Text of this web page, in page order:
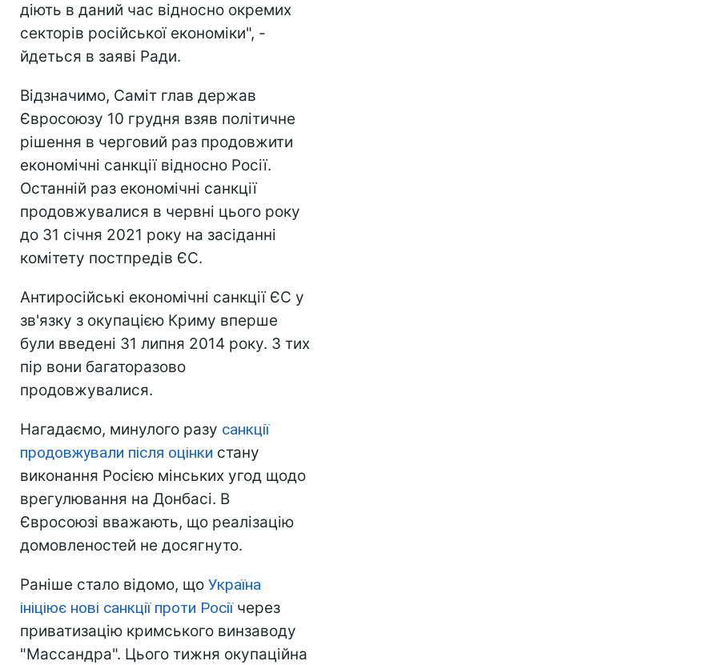
діють в даний час відносно окремих
секторів російської економіки", -
йдеться в заяві Ради.
Відзначимо, Саміт глав держав
Євросоюзу 10 грудня взяв політичне
рішення в черговий раз продовжити
економічні санкції відносно Росії.
Останній раз економічні санкції
продовжувалися в червні цього року
до 31 січня 2021 року на засіданні
комітету постпредів ЄС.
Антиросійські економічні санкції ЄС у
зв'язку з окупацією Криму вперше
були введені 31 липня 2014 року. З тих
пір вони багаторазово
продовжувалися.
Нагадаємо, минулого разу санкції
продовжували після оцінки стану
виконання Росією мінських угод щодо
врегулювання на Донбасі. В
Євросоюзі вважають, що реалізацію
домовленостей не досягнуто.
Раніше стало відомо, що Україна
ініціює нові санкції проти Росії через
приватизацію кримського винзаводу
"Массандра". Цього тижня окупаційна